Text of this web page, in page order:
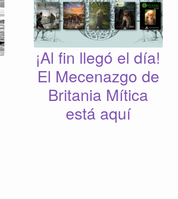
¡Al fin llegó el día!
El Mecenazgo de
Britania Mítica
está aquí